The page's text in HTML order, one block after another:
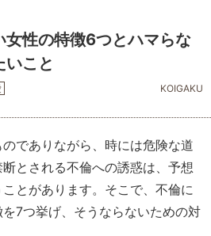
女性の特徴6つとハマらな
いこと
KOIGAKU
でありながら、時には危険な道
とされる不倫への誘惑は、予想
とがあります。そこで、不倫に
7つ挙げ、そうならないための対